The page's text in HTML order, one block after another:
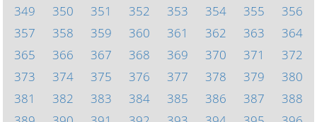
349
350 351 352 353 354 355
356
357
358 359 360 361 362 363
364
365
366 367 368 369 370 371
372
373
374 375 376 377 378 379
380
381
382 383 384 385 386 387
388